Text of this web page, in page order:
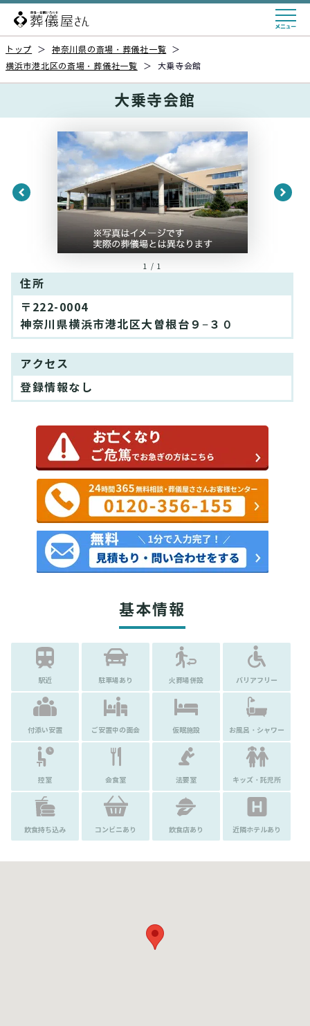
トップ ＞ 神奈川県の斎場・葬儀社一覧 ＞
横浜市港北区の斎場・葬儀社一覧
＞ 大乗寺会館
大乗寺会館
1 / 1
住所
〒222-0004
神奈川県横浜市港北区大曽根台９−３０
アクセス
登録情報なし
基本情報
駅近 駐車場あり 火葬場併設 バリアフリー
付添い安置 ご安置中の面会 仮眠施設 お風呂・シャワー
控室 会食室 法要室 キッズ・託児所
飲食持ち込み コンビニあり 飲食店あり 近隣ホテルあり